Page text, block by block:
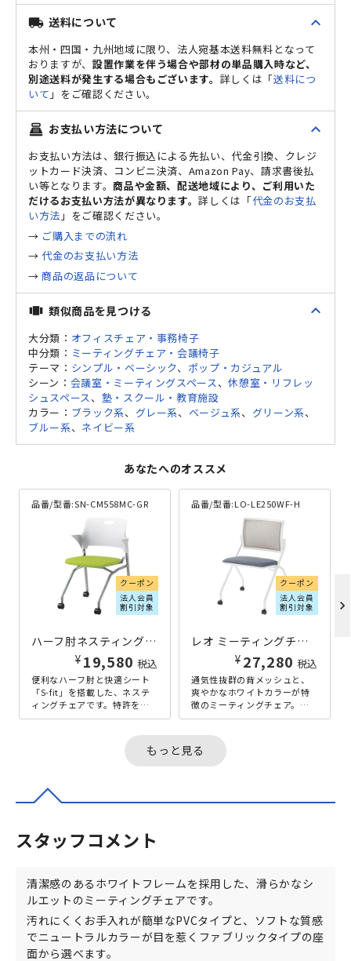
local_shipping 送料について expand_less
本州・四国・九州地域に限り、法人宛基本送料無料となって
おりますが、 設置作業を伴う場合や部材の単品購入時など、
別途送料が発生する場合もございます。 詳しくは「送料につ
いて 」をご確認ください。
point_of_sale お支払い方法について expand_less
お支払い方法は、銀行振込による先払い、代金引換、クレジ
ットカード決済、コンビニ決済、Amazon Pay、請求書後払
い等となります。商品や金額、配送地域により、ご利用いた
だけるお支払い方法が異なります。詳しくは「代金のお支払
い方法 」をご確認ください。
→ ご購入までの流れ
→代金のお支払い方法
→ 商品の返品について
view_carousel 類似商品を見つける expand_less
大分類： オフィスチェア・事務椅子
中分類： ミーティングチェア・会議椅子
テーマ： シンプル・ベーシック、 ポップ・カジュアル
シーン： 会議室・ミーティングスペース 、休憩室・リフレッ
シュスペース 、 塾・スクール・教育施設
カラー： ブラック系、 グレー系、 ベージュ系、 グリーン系、
ブルー系、 ネイビー系
あなたへのオススメ
品番/型番:SN-CM558MC-GR
クーポン
法人会員
割引対象
ハーフ肘ネスティングチェア W557×D542×H775 グリーン
¥ 19,580 税込
便利なハーフ肘と快適シート
「S-fit」を搭載した、ネステ
ィングチェアです。特許を取
得しているメーカー独自設計
品番/型番:LO-LE250WF-H
クーポン
法人会員
割引対象
レオ ミーティングチェア 背メッシュタイプ W595×D506×H798 グレー
¥ 27,280 税込
通気性抜群の背メッシュと、
爽やかなホワイトカラーが特
徴のミーティングチェア。清
潔感のあるホワイトカラーの
囲気にする...
chevron_right
もっと見る
スタッフコメント
清潔感のあるホワイトフレームを採用した、滑らかなシ
ルエットのミーティングチェアです。
汚れにくくお手入れが簡単なPVCタイプと、ソフトな質感
でニュートラルカラーが目を惹くファブリックタイプの座
面から選べます。